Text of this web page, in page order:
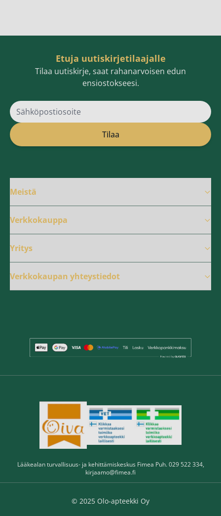
Etuja uutiskirjetilaajalle
Tilaa uutiskirje, saat rahanarvoisen edun
ensiostokseesi.
Sähköpostiosoite
Tilaa
Meistä
Verkkokauppa
Yritys
Verkkokaupan yhteystiedot
Lääkealan turvallisuus- ja kehittämiskeskus Fimea Puh. 029 522 334,
kirjaamo@fimea.fi
© 2025 Olo-apteekki Oy